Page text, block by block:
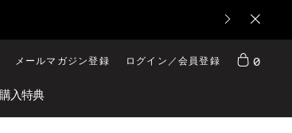
入特典
メールマガジン登録 ログイン／会員登録 0